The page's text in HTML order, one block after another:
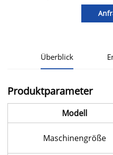
Überblick
Produktparameter
Modell
Maschinengröße